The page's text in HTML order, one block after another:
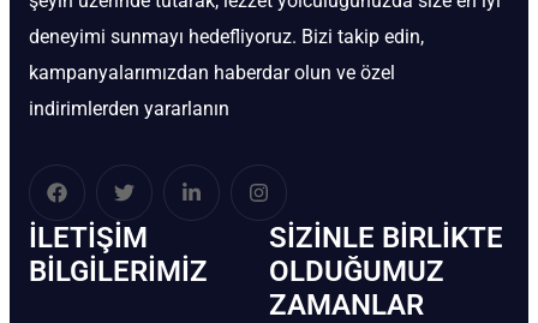
deneyimi sunmayı hedefliyoruz. Bizi takip edin,
kampanyalarımızdan haberdar olun ve özel
indirimlerden yararlanın
İLETIŞIM
BİLGILERIMIZ
SIZINLE BIRLIKTE
OLDUĞUMUZ
ZAMANLAR